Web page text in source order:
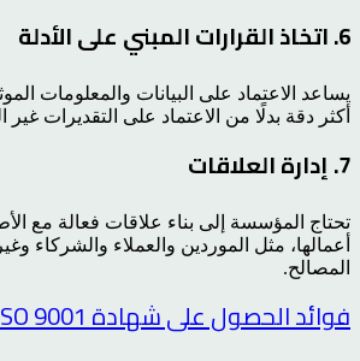
6. اتخاذ القرارات المبني على الأدلة
يساعد الاعتماد على البيانات والمعلومات
أكثر دقة بدلًا من الاعتماد على التقديرات غير
7. إدارة العلاقات
تحتاج المؤسسة إلى بناء علاقات فعالة مع
أعمالها، مثل الموردين والعملاء والشركاء
المصالح.
فوائد الحصول على شهادة ISO 9001 للشركات